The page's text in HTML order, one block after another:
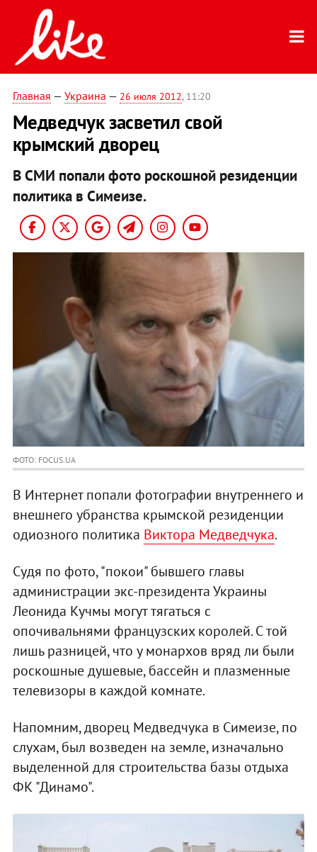
Главная — Украина — 26 июля 2012, 11:20
Медведчук засветил свой
крымский дворец
В СМИ попали фото роскошной резиденции
политика в Симеизе.
ФОТО: FOCUS.UA
В Интернет попали фотографии внутреннего и
внешнего убранства крымской резиденции
одиозного политика Виктора Медведчука.
Судя по фото, "покои" бывшего главы
администрации экс-президента Украины
Леонида Кучмы могут тягаться с
опочивальнями французских королей. С той
лишь разницей, что у монархов вряд ли были
роскошные душевые, бассейн и плазменные
телевизоры в каждой комнате.
Напомним, дворец Медведчука в Симеизе, по
слухам, был возведен на земле, изначально
выделенной для строительства базы отдыха
ФК "Динамо".